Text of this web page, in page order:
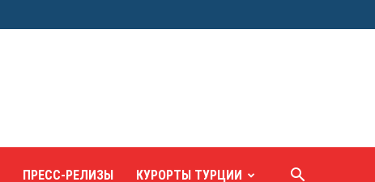
ПРЕСС-РЕЛИЗЫ КУРОРТЫ ТУРЦИИ